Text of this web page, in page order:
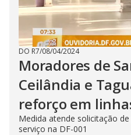
DO R7/08/04/2024
Moradores de
Ceilândia e
reforço em
Medida atende solicitação
serviço na DF-001